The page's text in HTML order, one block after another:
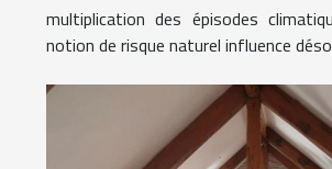
multiplication des épisodes
notion de risque naturel influence